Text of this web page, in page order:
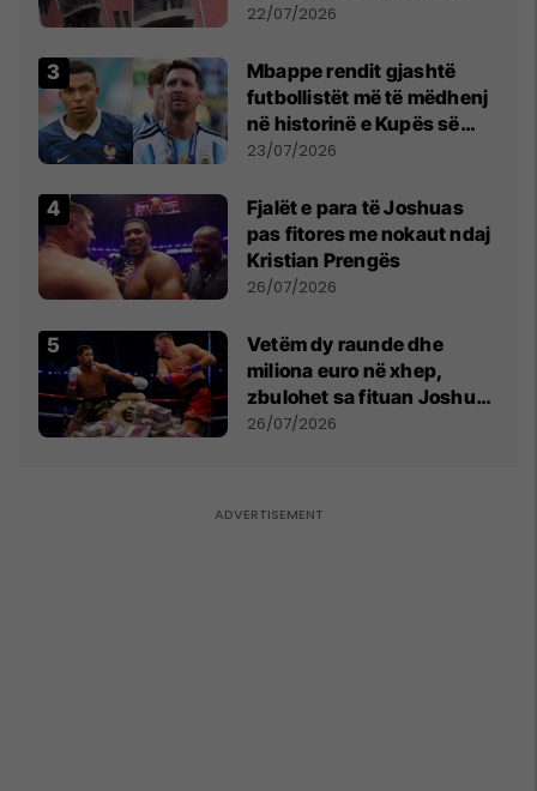
22/07/2026
Mbappe rendit gjashtë
futbollistët më të mëdhenj
në historinë e Kupës së
Botës, Messi mbetet i dyti
23/07/2026
Fjalët e para të Joshuas
pas fitores me nokaut ndaj
Kristian Prengës
26/07/2026
Vetëm dy raunde dhe
miliona euro në xhep,
zbulohet sa fituan Joshua
e Prenga
26/07/2026